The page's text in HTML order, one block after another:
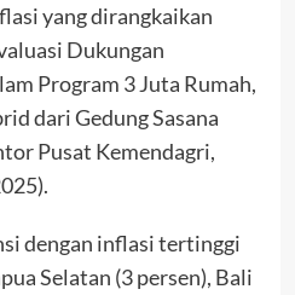
yang dirangkaikan
Dukungan
Program 3 Juta Rumah,
dari Gedung Sasana
Pusat Kemendagri,
dengan inflasi tertinggi
Selatan (3 persen), Bali